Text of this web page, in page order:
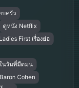
บครัว
ดูหนัง Netflix
Ladies First เรื่องย่อ
นวันที่มืดมน
Cohen